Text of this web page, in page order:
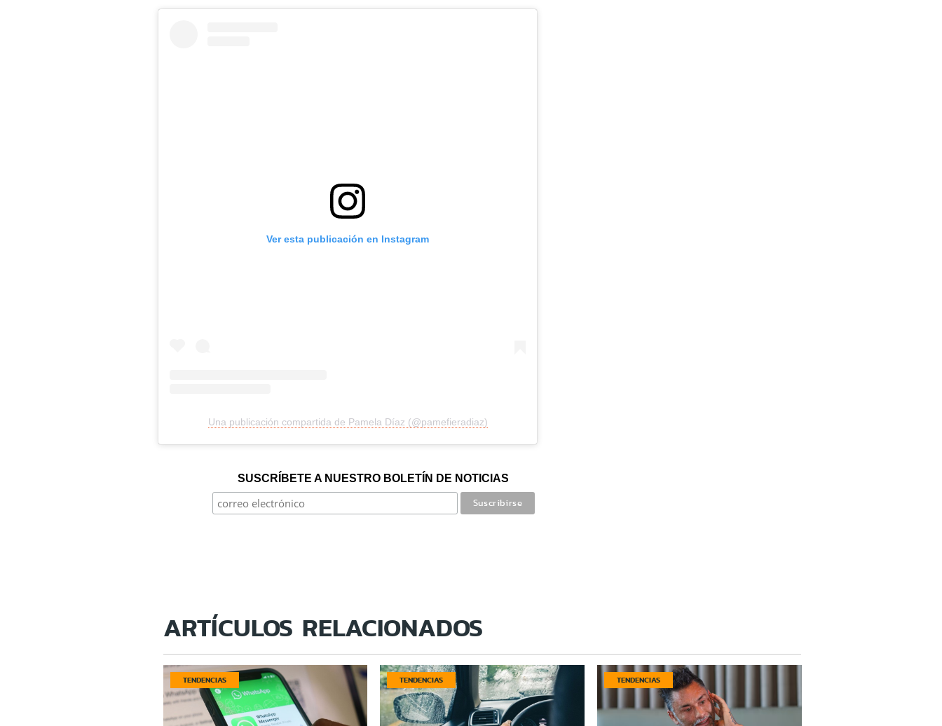
Ver esta publicación en Instagram
Una publicación compartida de Pamela Díaz (@pamefieradiaz)
SUSCRÍBETE A NUESTRO BOLETÍN DE NOTICIAS
ARTÍCULOS RELACIONADOS
TENDENCIAS TENDENCIAS TENDENCIAS